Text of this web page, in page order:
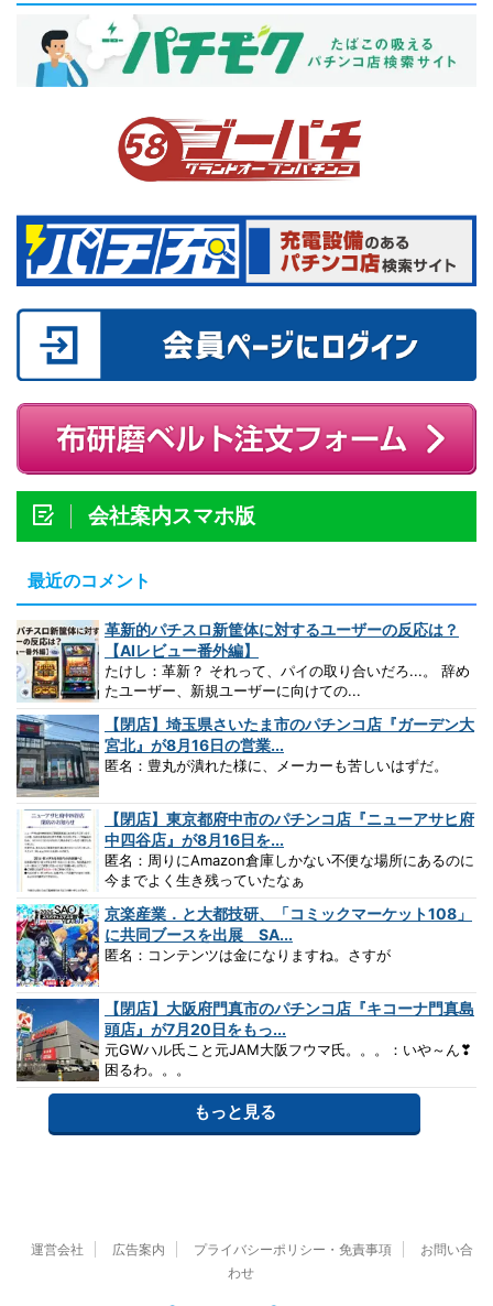
会社案内スマホ版
最近のコメント
革新的パチスロ新筐体に対するユーザーの反応は？
【AIレビュー番外編】
たけし：革新？ それって、パイの取り合いだろ...。 辞め
たユーザー、新規ユーザーに向けての...
【閉店】埼玉県さいたま市のパチンコ店『ガーデン大
宮北』が8月16日の営業...
匿名：豊丸が潰れた様に、メーカーも苦しいはずだ。
【閉店】東京都府中市のパチンコ店『ニューアサヒ府
中四谷店』が8月16日を...
匿名：周りにAmazon倉庫しかない不便な場所にあるのに
今までよく生き残っていたなぁ
京楽産業．と大都技研、「コミックマーケット108」
に共同ブースを出展 SA...
匿名：コンテンツは金になりますね。さすが
【閉店】大阪府門真市のパチンコ店『キコーナ門真島
頭店』が7月20日をもっ...
元GWハル氏こと元JAM大阪フウマ氏。。。：いや～ん❣
困るわ。。。
もっと見る
運営会社 広告案内 プライバシーポリシー・免責事項
お問い合
わせ